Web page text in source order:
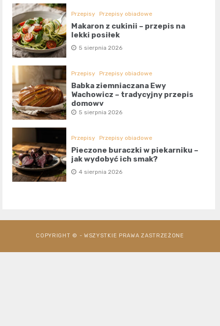
Przepisy Przepisy obiadowe
Makaron z cukinii – przepis na
lekki posiłek
5 sierpnia 2026
Przepisy Przepisy obiadowe
Babka ziemniaczana Ewy
Wachowicz – tradycyjny przepis
domowy
5 sierpnia 2026
Przepisy Przepisy obiadowe
Pieczone buraczki w piekarniku –
jak wydobyć ich smak?
4 sierpnia 2026
COPYRIGHT © - WSZYSTKIE PRAWA ZASTRZEŻONE